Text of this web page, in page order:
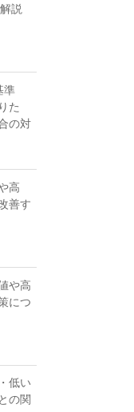
説
準
た
の対
高
善す
や高
につ
低い
の関